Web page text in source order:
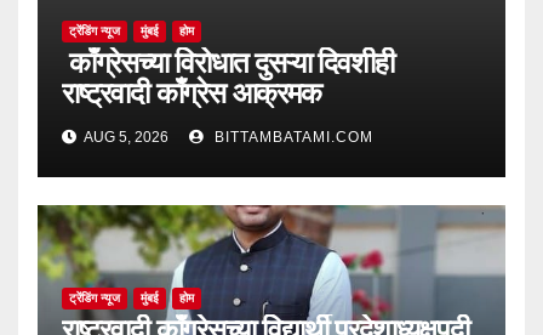
ट्रेंडिंग न्यूज मुंबई होम
काँग्रेसच्या विरोधात दुसऱ्या दिवशीही
राष्ट्रवादी काँग्रेस आक्रमक
AUG 5, 2026 BITTAMBATAMI.COM
ट्रेंडिंग न्यूज मुंबई होम